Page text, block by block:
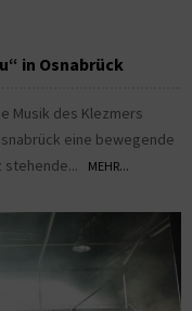
in Osnabrück
Musik des Klezmers
eine bewegende
stehende...
MEHR...